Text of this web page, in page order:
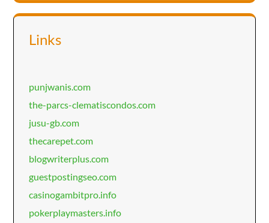
Links
punjwanis.com
the-parcs-clematiscondos.com
jusu-gb.com
thecarepet.com
blogwriterplus.com
guestpostingseo.com
casinogambitpro.info
pokerplaymasters.info